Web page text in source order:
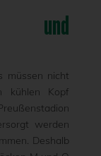
und
müssen nicht
kühlen Kopf
werden
Deshalb